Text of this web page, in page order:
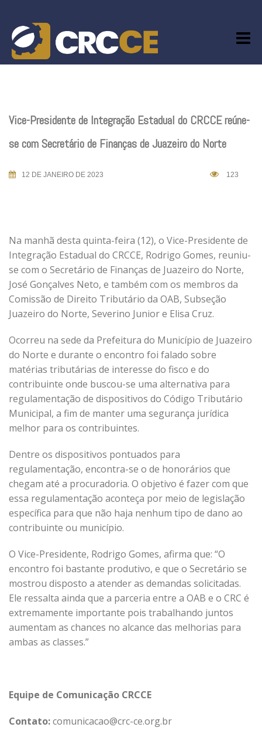
content
Vice-Presidente de Integração Estadual do CRCCE reúne-
se com Secretário de Finanças de Juazeiro do Norte
12 DE JANEIRO DE 2023 123
Na manhã desta quinta-feira (12), o Vice-Presidente de
Integração Estadual do CRCCE, Rodrigo Gomes, reuniu-
se com o Secretário de Finanças de Juazeiro do Norte,
José Gonçalves Neto, e também com os membros da
Comissão de Direito Tributário da OAB, Subseção
Juazeiro do Norte, Severino Junior e Elisa Cruz.
Ocorreu na sede da Prefeitura do Município de Juazeiro
do Norte e durante o encontro foi falado sobre
matérias tributárias de interesse do fisco e do
contribuinte onde buscou-se uma alternativa para
regulamentação de dispositivos do Código Tributário
Municipal, a fim de manter uma segurança jurídica
melhor para os contribuintes.
Dentre os dispositivos pontuados para
regulamentação, encontra-se o de honorários que
chegam até a procuradoria. O objetivo é fazer com que
essa regulamentação aconteça por meio de legislação
específica para que não haja nenhum tipo de dano ao
contribuinte ou município.
O Vice-Presidente, Rodrigo Gomes, afirma que: “O
encontro foi bastante produtivo, e que o Secretário se
mostrou disposto a atender as demandas solicitadas.
Ele ressalta ainda que a parceria entre a OAB e o CRC é
extremamente importante pois trabalhando juntos
aumentam as chances no alcance das melhorias para
ambas as classes.”
Equipe de Comunicação CRCCE
Contato:comunicacao@crc-ce.org.br